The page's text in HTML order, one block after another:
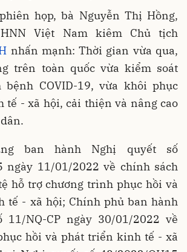
họp, bà Nguyễn Thị Hồng,
Việt Nam kiêm Chủ tịch
nhấn mạnh: Thời gian vừa qua,
trên toàn quốc vừa kiểm soát
COVID-19, vừa khôi phục
- xã hội, cải thiện và nâng cao
ban hành Nghị quyết số
ngày 11/01/2022 về chính sách
hỗ trợ chương trình phục hồi và
tế - xã hội; Chính phủ ban hành
11/NQ-CP ngày 30/01/2022 về
hồi và phát triển kinh tế - xã